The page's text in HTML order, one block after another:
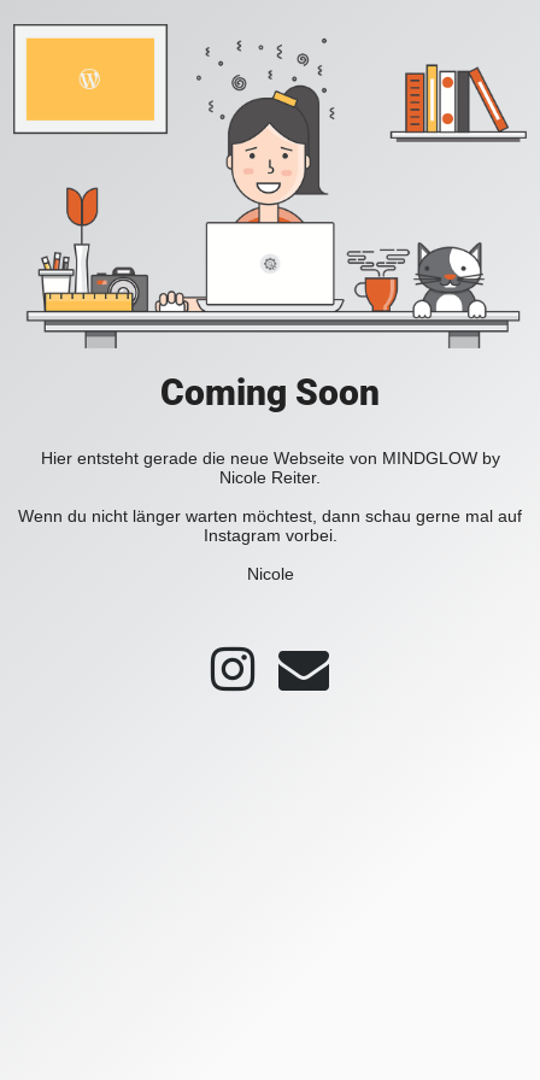
Coming Soon
Hier entsteht gerade die neue Webseite von MINDGLOW by
Nicole Reiter.
Wenn du nicht länger warten möchtest, dann schau gerne mal auf
Instagram vorbei.
Nicole